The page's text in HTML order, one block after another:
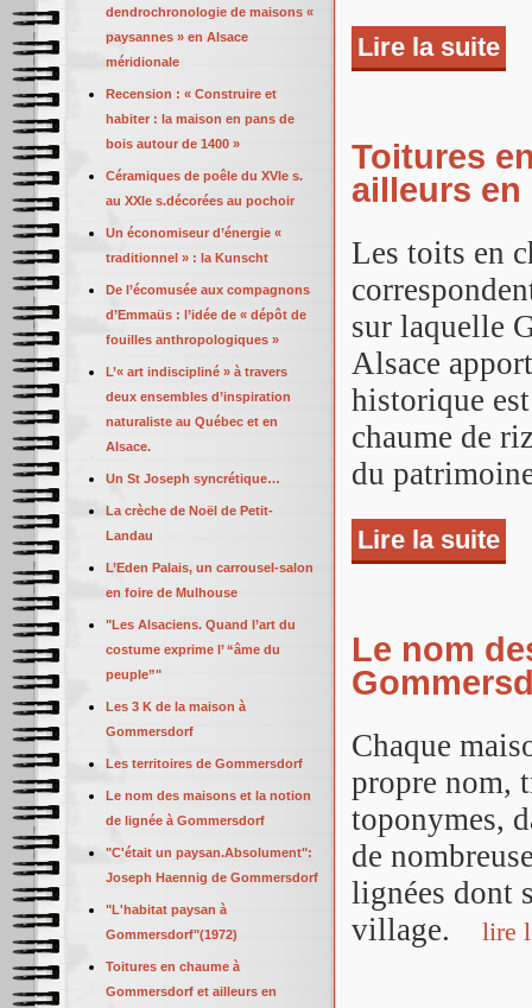
Lire la suite
Toitures
ailleurs en
Les toits en
sur laquelle
Alsace
historique
chaume de
du
Lire la suite
Le nom
Chaque
propre nom,
toponymes,
de
lignées dont
village.
lire
dendrochronologie de maisons «
paysannes » en Alsace
méridionale
Recension : « Construire et
habiter : la maison en pans de
bois autour de 1400 »
Céramiques de poêle du XVIe s.
au XXIe s.décorées au pochoir
Un économiseur d’énergie «
traditionnel » : la Kunscht
De l’écomusée aux compagnons
d’Emmaüs : l’idée de « dépôt de
fouilles anthropologiques »
L’« art indiscipliné » à travers
deux ensembles d’inspiration
naturaliste au Québec et en
Alsace.
Un St Joseph syncrétique…
La crèche de Noël de Petit-
Landau
L’Eden Palais, un carrousel-salon
en foire de Mulhouse
"Les Alsaciens. Quand l’art du
costume exprime l’ “âme du
peuple”"
Les 3 K de la maison à
Gommersdorf
Les territoires de Gommersdorf
Le nom des maisons et la notion
de lignée à Gommersdorf
"C'était un paysan.Absolument":
Joseph Haennig de Gommersdorf
"L'habitat paysan à
Gommersdorf"(1972)
Toitures en chaume à
Gommersdorf et ailleurs en